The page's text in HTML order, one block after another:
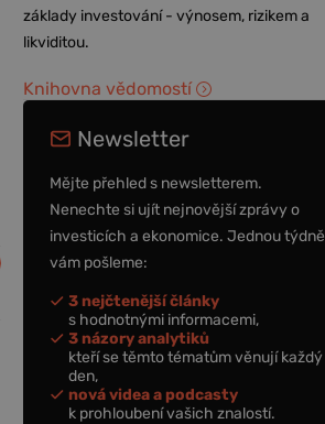
základy investování - výnosem, rizikem a
likviditou.
Knihovna vědomostí
Newsletter
Mějte přehled s newsletterem.
Nenechte si ujít nejnovější zprávy o
investicích a ekonomice. Jednou týdně
vám pošleme:
3 nejčtenější články
s hodnotnými informacemi,
3 názory analytiků
kteří se těmto tématům věnují každý
den,
nová videa a podcasty
k prohloubení vašich znalostí.